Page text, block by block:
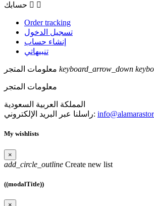
حسابك  
Order tracking
تسجيل الدخول
إنشاء حساب
تنبيهاتي
معلومات المتجر keyboard_arrow_down
معلومات المتجر
المملكة العربية السعودية
راسلنا عبر البريد الإلكتروني:
My wishlists
×
add_circle_outline Create new list
((modalTitle))